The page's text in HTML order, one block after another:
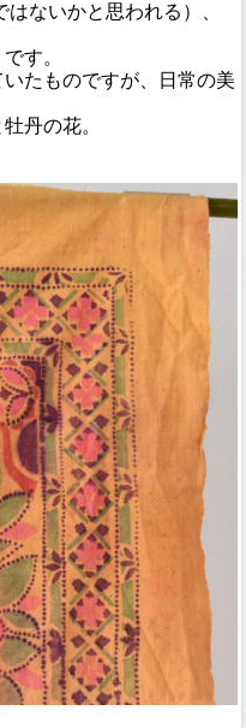
ないかと思われる）、
す。
たものですが、日常の美
丹の花。